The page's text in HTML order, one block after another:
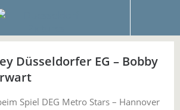
Düsseldorfer EG – Bobby
Spiel DEG Metro Stars – Hannover